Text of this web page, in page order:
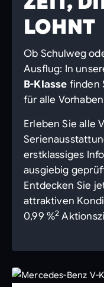
LOHNT
Ob Schulweg
Ausflug: In
B-Klasse finden
für alle
Erleben Sie alle
erstklassiges
ausgiebig
Entdecken Sie
attraktiven
0,99 %2